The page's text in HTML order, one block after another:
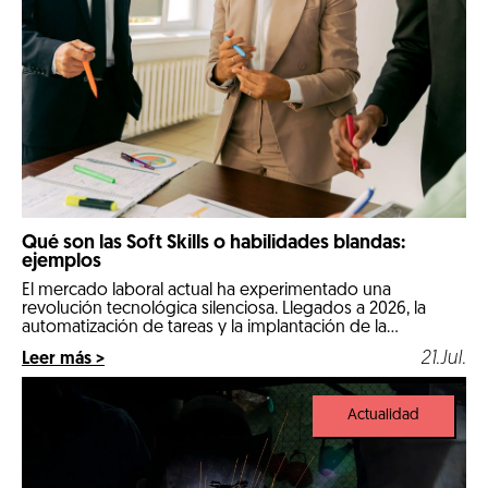
Qué son las Soft Skills o habilidades blandas:
ejemplos
El mercado laboral actual ha experimentado una
revolución tecnológica silenciosa. Llegados a 2026, la
automatización de tareas y la implantación de la
inteligencia artificial en los procesos diarios han cambiado
por completo las reglas de la contratación. Las
comeptencias técnicas e informáticas ya no son el único
factor determinante para conseguir un empleo estable.
Leer más > 21.Jul.
Actualidad